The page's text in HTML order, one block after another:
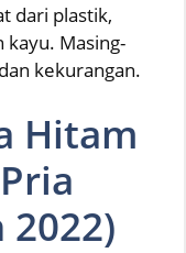
dari plastik,
kayu. Masing-
kekurangan.
Hitam